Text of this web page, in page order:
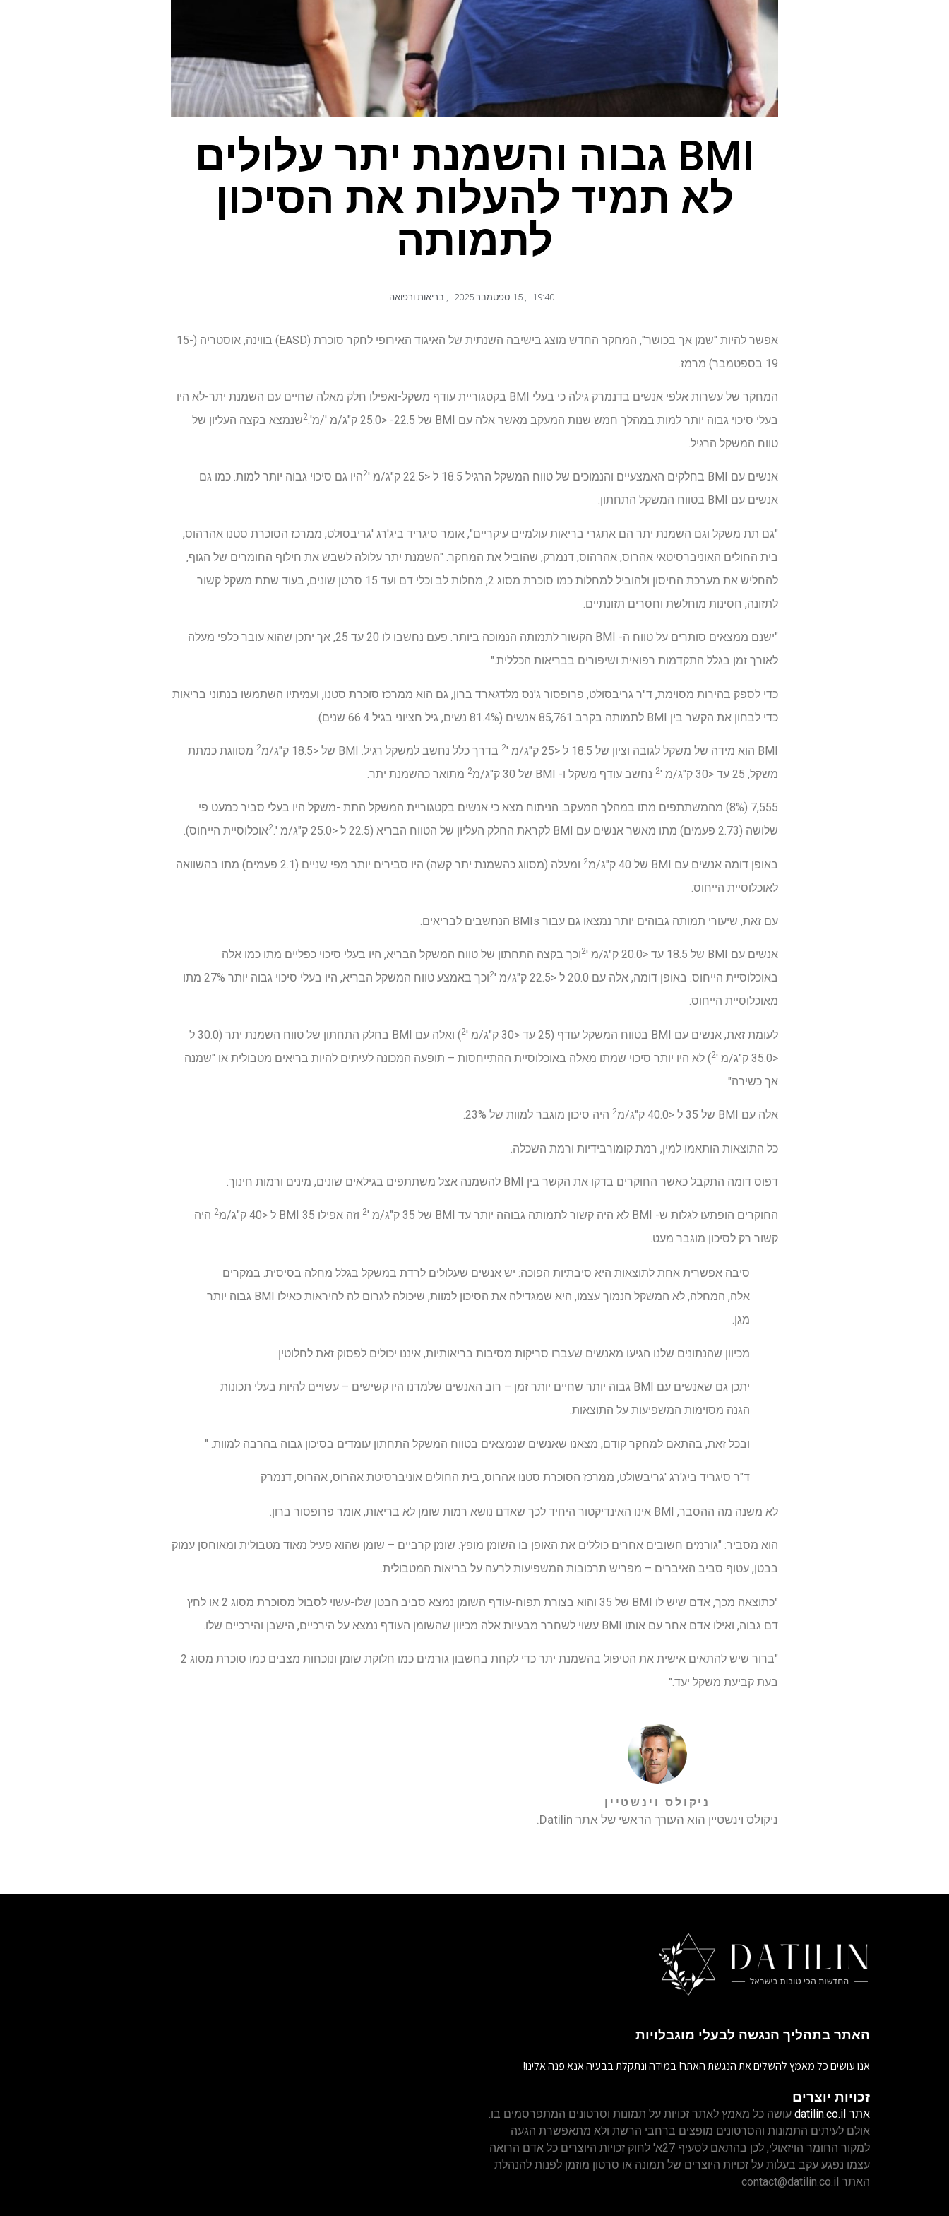
BMI גבוה והשמנת יתר עלולים
לא תמיד להעלות את הסיכון
לתמותה
19:40
,
, בריאות ורפואה
אפשר להיות "שמן אך בכושר", המחקר החדש מוצג בישיבה השנתית של האיגוד האירופי לחקר סוכרת (EASD) בווינה, אוסטריה (15-
19 בספטמבר) מרמז.
המחקר של עשרות אלפי אנשים בדנמרק גילה כי בעלי BMI בקטגוריית עודף משקל-ואפילו חלק מאלה שחיים עם השמנת יתר-לא היו
בעלי סיכוי גבוה יותר למות במהלך חמש שנות המעקב מאשר אלה עם BMI של 22.5- <25.0 ק"ג/מ '/מ'.
2שנמצא בקצה העליון של
טווח המשקל הרגיל.
אנשים עם BMI בחלקים האמצעיים והנמוכים של טווח המשקל הרגיל 18.5 ל <22.5 ק"ג/מ ' 2היו גם סיכוי גבוה יותר למות. כמו גם
אנשים עם BMI בטווח המשקל התחתון.
"גם תת משקל וגם השמנת יתר הם אתגרי בריאות עולמיים עיקריים", אומר סיגריד ביג'רג 'גריבסולט, ממרכז הסוכרת סטנו אהרהוס,
בית החולים האוניברסיטאי אהרוס, אהרהוס, דנמרק, שהוביל את המחקר. "השמנת יתר עלולה לשבש את חילוף החומרים של הגוף,
להחליש את מערכת החיסון ולהוביל למחלות כמו סוכרת מסוג 2, מחלות לב וכלי דם ועד 15 סרטן שונים, בעוד שתת משקל קשור
לתזונה, חסינות מוחלשת וחסרים תזונתיים.
"ישנם ממצאים סותרים על טווח ה- BMI הקשור לתמותה הנמוכה ביותר. פעם נחשבו לו 20 עד 25, אך יתכן שהוא עובר כלפי מעלה
לאורך זמן בגלל התקדמות רפואית ושיפורים בבריאות הכללית."
כדי לספק בהירות מסוימת, ד"ר גריבסולט, פרופסור ג'נס מלדגארד ברון, גם הוא ממרכז סוכרת סטנו, ועמיתיו השתמשו בנתוני בריאות
כדי לבחון את הקשר בין BMI לתמותה בקרב 85,761 אנשים (81.4% נשים, גיל חציוני בגיל 66.4 שנים).
BMI הוא מידה של משקל לגובה וציון של 18.5 ל <25 ק"ג/מ ' 2 בדרך כלל נחשב למשקל רגיל. BMI של <18.5 ק"ג/מ 2 מסווגת כמתת
משקל, 25 עד <30 ק"ג/מ '
2 נחשב עודף משקל ו- BMI של 30 ק"ג/מ 2 מתואר כהשמנת יתר.
7,555 (8%) מהמשתתפים מתו במהלך המעקב. הניתוח מצא כי אנשים בקטגוריית המשקל התת -משקל היו בעלי סביר כמעט פי
שלושה (2.73 פעמים) מתו מאשר אנשים עם BMI לקראת החלק העליון של הטווח הבריא (22.5 ל <25.0 ק"ג/מ '.
2אוכלוסיית הייחוס).
באופן דומה אנשים עם BMI של 40 ק"ג/מ 2
ומעלה (מסווג כהשמנת יתר קשה) היו סבירים יותר מפי שניים (2.1 פעמים) מתו בהשוואה
לאוכלוסיית הייחוס.
עם זאת, שיעורי תמותה גבוהים יותר נמצאו גם עבור BMIs הנחשבים לבריאים.
אנשים עם BMI של 18.5 עד <20.0 ק"ג/מ ' 2וכך בקצה התחתון של טווח המשקל הבריא, היו בעלי סיכוי כפליים מתו כמו אלה
באוכלוסיית הייחוס. באופן דומה, אלה עם 20.0 ל <22.5 ק"ג/מ '
2
וכך באמצע טווח המשקל הבריא, היו בעלי סיכוי גבוה יותר 27% מתו
מאוכלוסיית הייחוס.
לעומת זאת, אנשים עם BMI בטווח המשקל עודף (25 עד <30 ק"ג/מ ' 2
) ואלה עם BMI בחלק התחתון של טווח השמנת יתר (30.0 ל
<35.0 ק"ג/מ '
2) לא היו יותר סיכוי שמתו מאלה באוכלוסיית ההתייחסות – תופעה המכונה לעיתים להיות בריאים מטבולית או "שמנה
אך כשירה".
אלה עם BMI של 35 ל <40.0 ק"ג/מ 2 היה סיכון מוגבר למוות של 23%.
כל התוצאות הותאמו למין, רמת קומורבידיות ורמת השכלה.
דפוס דומה התקבל כאשר החוקרים בדקו את הקשר בין BMI להשמנה אצל משתתפים בגילאים שונים, מינים ורמות חינוך.
החוקרים הופתעו לגלות ש- BMI לא היה קשור לתמותה גבוהה יותר עד BMI של 35 ק"ג/מ ' 2 וזה אפילו BMI 35 ל <40 ק"ג/מ 2 היה
קשור רק לסיכון מוגבר מעט.
סיבה אפשרית אחת לתוצאות היא סיבתיות הפוכה: יש אנשים שעלולים לרדת במשקל בגלל מחלה בסיסית. במקרים
אלה, המחלה, לא המשקל הנמוך עצמו, היא שמגדילה את הסיכון למוות, שיכולה לגרום לה להיראות כאילו BMI גבוה יותר
מגן.
מכיוון שהנתונים שלנו הגיעו מאנשים שעברו סריקות מסיבות בריאותיות, איננו יכולים לפסוק זאת לחלוטין.
יתכן גם שאנשים עם BMI גבוה יותר שחיים יותר זמן – רוב האנשים שלמדנו היו קשישים – עשויים להיות בעלי תכונות
הגנה מסוימות המשפיעות על התוצאות.
ובכל זאת, בהתאם למחקר קודם, מצאנו שאנשים שנמצאים בטווח המשקל התחתון עומדים בסיכון גבוה בהרבה למוות. "
ד"ר סיגריד ביג'רג 'גריבשולט, ממרכז הסוכרת סטנו אהרוס, בית החולים אוניברסיטת אהרוס, אהרוס, דנמרק
לא משנה מה ההסבר, BMI אינו האינדיקטור היחיד לכך שאדם נושא רמות שומן לא בריאות, אומר פרופסור ברון.
הוא מסביר: "גורמים חשובים אחרים כוללים את האופן בו השומן מופץ. שומן קרביים – שומן שהוא פעיל מאוד מטבולית ומאוחסן עמוק
בבטן, עטוף סביב האיברים – מפריש תרכובות המשפיעות לרעה על בריאות המטבולית.
"כתוצאה מכך, אדם שיש לו BMI של 35 והוא בצורת תפוח-עודף השומן נמצא סביב הבטן שלו-עשוי לסבול מסוכרת מסוג 2 או לחץ
דם גבוה, ואילו אדם אחר עם אותו BMI עשוי לשחרר מבעיות אלה מכיוון שהשומן העודף נמצא על הירכיים, הישבן והירכיים שלו.
"ברור שיש להתאים אישית את הטיפול בהשמנת יתר כדי לקחת בחשבון גורמים כמו חלוקת שומן ונוכחות מצבים כמו סוכרת מסוג 2
בעת קביעת משקל יעד."
ניקולס וינשטיין
ניקולס וינשטיין הוא העורך הראשי של אתר Datilin.
האתר בתהליך הנגשה לבעלי מוגבלויות
אנו עושים כל מאמץ להשלים את הנגשת האתר! במידה ונתקלת בבעיה אנא פנה אלינו!
זכויות יוצרים
אתר datilin.co.il עושה כל מאמץ לאתר זכויות על תמונות וסרטונים המתפרסמים בו.
אולם לעיתים התמונות והסרטונים מופצים ברחבי הרשת ולא מתאפשרת הגעה
למקור החומר הויזאולי, לכן בהתאם לסעיף 27א' לחוק זכויות היוצרים כל אדם הרואה
עצמו נפגע עקב בעלות על זכויות היוצרים של תמונה או סרטון מוזמן לפנות להנהלת
האתר contact@datilin.co.il